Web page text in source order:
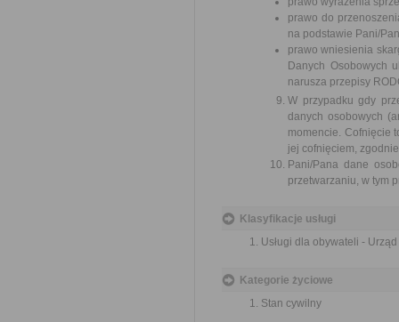
prawo do
na podstawie Pani/
prawo wniesienia
Danych Osobowych
narusza przepisy
W przypadku gdy
danych osobowych
momencie. Cofnięcie
jej cofnięciem,
Pani/Pana dane
przetwarzaniu, w tym
Klasyfikacje usługi
Usługi dla obywateli -
Kategorie życiowe
Stan cywilny